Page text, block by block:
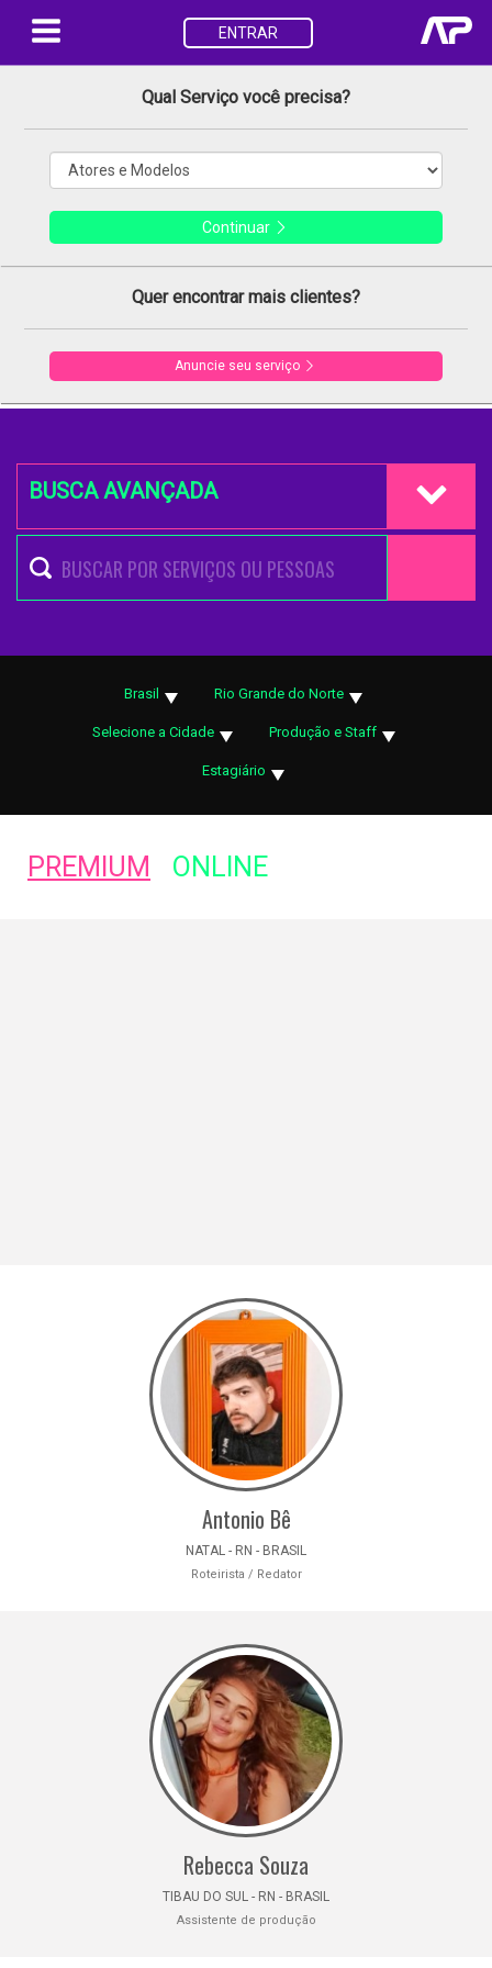
ENTRAR
Qual Serviço você precisa?
Continuar
Quer encontrar mais clientes?
Anuncie seu serviço
BUSCA AVANÇADA
Brasil Rio Grande do Norte
Selecione a Cidade Produção e Staff
Estagiário
PREMIUM ONLINE
Antonio Bê
NATAL - RN - BRASIL
Roteirista / Redator
Rebecca Souza
TIBAU DO SUL - RN - BRASIL
Assistente de produção